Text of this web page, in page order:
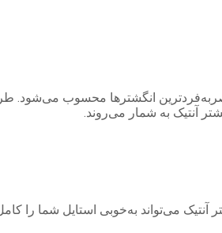
انگشترها محسوب می‌شود.
آنتیک به شمار می‌روند.
آنتیک می‌تواند به‌خوبی استایل شما را